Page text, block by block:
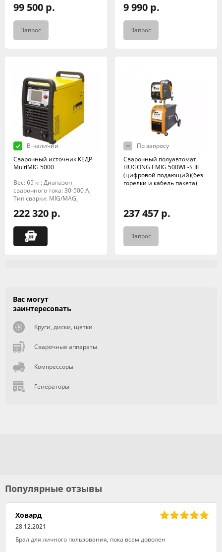
99 500 р.
Запрос
9 990 р.
Запрос
В наличии
Сварочный источник КЕДР
MultiMIG 5000
Вес: 65 кг; Диапазон
сварочного тока: 30-500 А;
Тип сварки: MIG/MAG;
222 320 р.
По запросу
Сварочный полуавтомат
HUGONG EMIG 500WE-S III
(цифровой подающий)(без
горелки и кабель пакета)
237 457 р.
Запрос
Вас могут
заинтересовать
Круги, диски, щетки
Сварочные аппараты
Компрессоры
Генераторы
Популярные отзывы
Ховард
28.12.2021
Брал для личного пользования, пока всем доволен